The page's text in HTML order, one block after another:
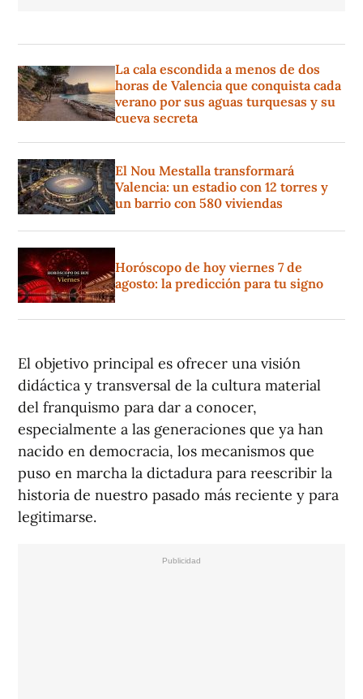
La cala escondida a menos de dos
horas de Valencia que conquista cada
verano por sus aguas turquesas y su
cueva secreta
El Nou Mestalla transformará
Valencia: un estadio con 12 torres y
un barrio con 580 viviendas
Horóscopo de hoy viernes 7 de
agosto: la predicción para tu signo
El objetivo principal es ofrecer una visión
didáctica y transversal de la cultura material
del franquismo para dar a conocer,
especialmente a las generaciones que ya han
nacido en democracia, los mecanismos que
puso en marcha la dictadura para reescribir la
historia de nuestro pasado más reciente y para
legitimarse.